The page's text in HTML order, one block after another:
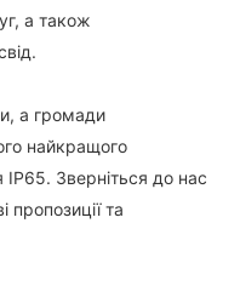
а також
а громади
найкращого
IP65. Зверніться до нас
пропозиції та